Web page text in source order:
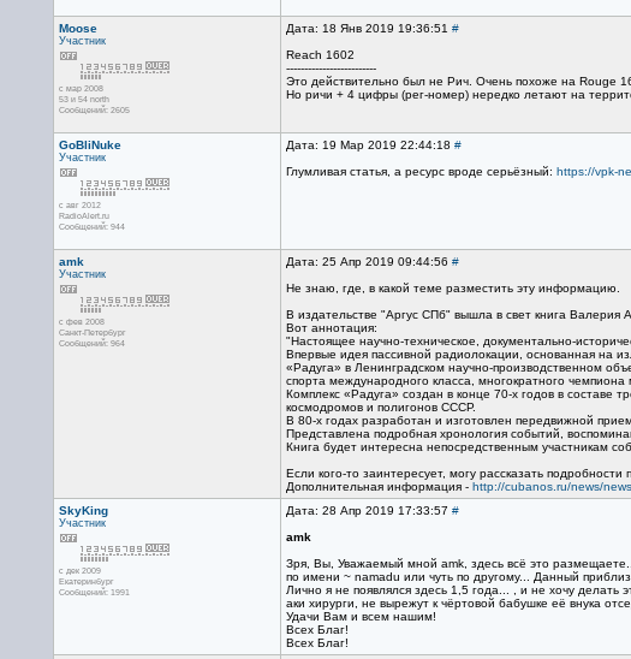
Moose
Участник
с мар 2008
53 и 54 north
Сообщений: 2605
Дата: 18 Янв 2019 19:36:51 #
Reach 1602
-------------------------
Это действительно был не Рич. Очень похоже на Rouge
Но ричи + 4 цифры (рег-номер) нередко летают на
GoBliNuke
Участник
с авг 2012
RadioAlert.ru
Сообщений: 944
Дата: 19 Мар 2019 22:44:18 #
Глумливая статья, а ресурс вроде серьёзный: https://vpk-
amk
Участник
с фев 2008
Санкт-Петербург
Сообщений: 964
Дата: 25 Апр 2019 09:44:56 #
Не знаю, где, в какой теме разместить эту информацию.
В издательстве "Аргус СПб" вышла в свет книга Валерия
Вот аннотация:
"Настоящее научно-техническое, документально-
Впервые идея пассивной радиолокации, основанная на
«Радуга» в Ленинградском научно-производственном
спорта международного класса, многократного
Комплекс «Радуга» создан в конце 70-х годов в составе
космодромов и полигонов СССР.
В 80-х годах разработан и изготовлен передвижной
Представлена подробная хронология событий,
Книга будет интересна непосредственным участникам
Если кого-то заинтересует, могу рассказать подробности
Дополнительная информация - http://cubanos.ru/news/
SkyKing
Участник
с дек 2009
Екатеринбург
Сообщений: 1991
Дата: 28 Апр 2019 17:33:57 #
amk
Зря, Вы, Уважаемый мной amk, здесь всё это
по имени ~ namadu или чуть по другому... Данный
Лично я не появлялся здесь 1,5 года... , и не хочу делать
аки хирурги, не вырежут к чёртовой бабушке её внука
Удачи Вам и всем нашим!
Всех Благ!
Всех Благ!